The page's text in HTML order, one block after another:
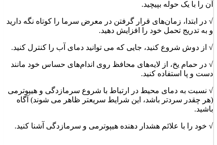
آن را با یک حوله بپیچید.
√ در ابتدا، زمان‌های قرار گرفتن در معرض سرما را کوتاه نگه دارید
و به تدریج تحمل خود را افزایش دهید.
√ از دوش شروع کنید، جایی که می توانید دمای آب را کنترل کنید.
√ در حمام یخ، از لایه‌های محافظ روی اندام‌های حساس خود مانند
دست و پا استفاده کنید.
√ نسبت به دمای محیط در ارتباط با شروع سرمازدگی و هیپوترمی
(هر چقدر سردتر باشد، این شرایط سریعتر ظاهر می شوند) آگاه
باشید.
√ خود را با علائم هشدار دهنده هیپوترمی و سرمازدگی آشنا کنید.